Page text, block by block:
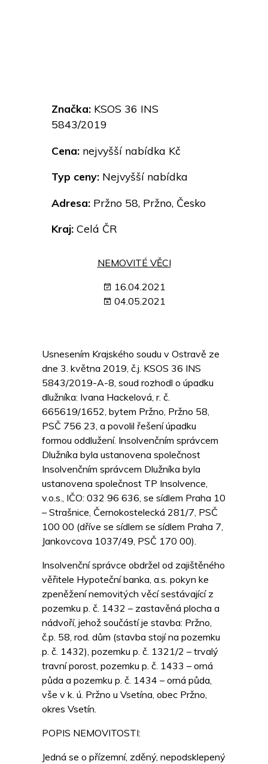
Značka: KSOS 36 INS
5843/2019
Cena: nejvyšší nabídka Kč
Typ ceny: Nejvyšší nabídka
Adresa: Pržno 58, Pržno, Česko
Kraj: Celá ČR
NEMOVITÉ VĚCI
16.04.2021
04.05.2021
Usnesením Krajského soudu v Ostravě ze
dne 3. května 2019, č.j. KSOS 36 INS
5843/2019-A-8, soud rozhodl o úpadku
dlužníka: Ivana Hackelová, r. č.
665619/1652, bytem Pržno, Pržno 58,
PSČ 756 23, a povolil řešení úpadku
formou oddlužení. Insolvenčním správcem
Dlužníka byla ustanovena společnost
Insolvenčním správcem Dlužníka byla
ustanovena společnost TP Insolvence,
v.o.s., IČO: 032 96 636, se sídlem Praha 10
– Strašnice, Černokostelecká 281/7, PSČ
100 00 (dříve se sídlem se sídlem Praha 7,
Jankovcova 1037/49, PSČ 170 00).
Insolvenční správce obdržel od zajištěného
věřitele Hypoteční banka, a.s. pokyn ke
zpeněžení nemovitých věcí sestávající z
pozemku p. č. 1432 – zastavěná plocha a
nádvoří, jehož součástí je stavba: Pržno,
č.p. 58, rod. dům (stavba stojí na pozemku
p. č. 1432), pozemku p. č. 1321/2 – trvalý
travní porost, pozemku p. č. 1433 – orná
půda a pozemku p. č. 1434 – orná půda,
vše v k. ú. Pržno u Vsetína, obec Pržno,
okres Vsetín.
POPIS NEMOVITOSTI:
Jedná se o přízemní, zděný, nepodsklepený